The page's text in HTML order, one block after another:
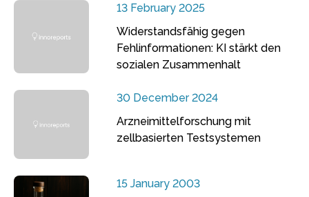
13 February 2025
Widerstandsfähig gegen
Fehlinformationen: KI stärkt den
sozialen Zusammenhalt
30 December 2024
Arzneimittelforschung mit
zellbasierten Testsystemen
15 January 2003